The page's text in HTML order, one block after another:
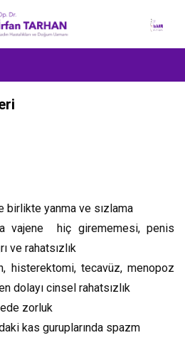
birlikte yanma ve sızlama
vajene hiç girememesi, penis
ve rahatsızlık
histerektomi, tecavüz, menopoz
dolayı cinsel rahatsızlık
zorluk
kas guruplarında spazm